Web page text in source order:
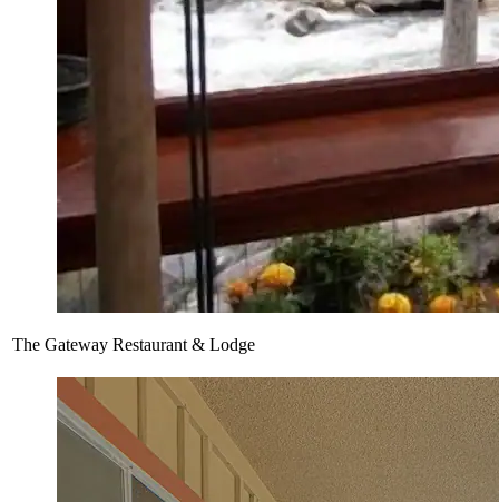
The Gateway Restaurant & Lodge